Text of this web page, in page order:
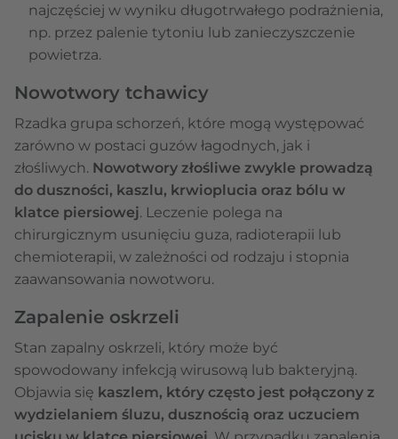
najczęściej w wyniku długotrwałego podrażnienia,
np. przez palenie tytoniu lub zanieczyszczenie
powietrza.
Nowotwory tchawicy
Rzadka grupa schorzeń, które mogą występować
zarówno w postaci guzów łagodnych, jak i
złośliwych. Nowotwory złośliwe zwykle prowadzą
do duszności, kaszlu, krwioplucia oraz bólu w
klatce piersiowej. Leczenie polega na
chirurgicznym usunięciu guza, radioterapii lub
chemioterapii, w zależności od rodzaju i stopnia
zaawansowania nowotworu.
Zapalenie oskrzeli
Stan zapalny oskrzeli, który może być
spowodowany infekcją wirusową lub bakteryjną.
Objawia się kaszlem, który często jest połączony z
wydzielaniem śluzu, dusznością oraz uczuciem